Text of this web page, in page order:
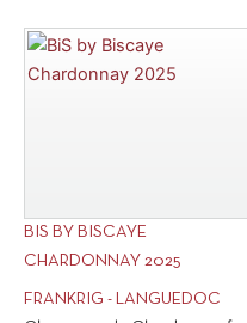
BIS BY BISCAYE
CHARDONNAY 2025
FRANKRIG - LANGUEDOC